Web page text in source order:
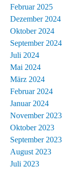
Februar 2025
Dezember 2024
Oktober 2024
September 2024
Juli 2024
Mai 2024
März 2024
Februar 2024
Januar 2024
November 2023
Oktober 2023
September 2023
August 2023
Juli 2023